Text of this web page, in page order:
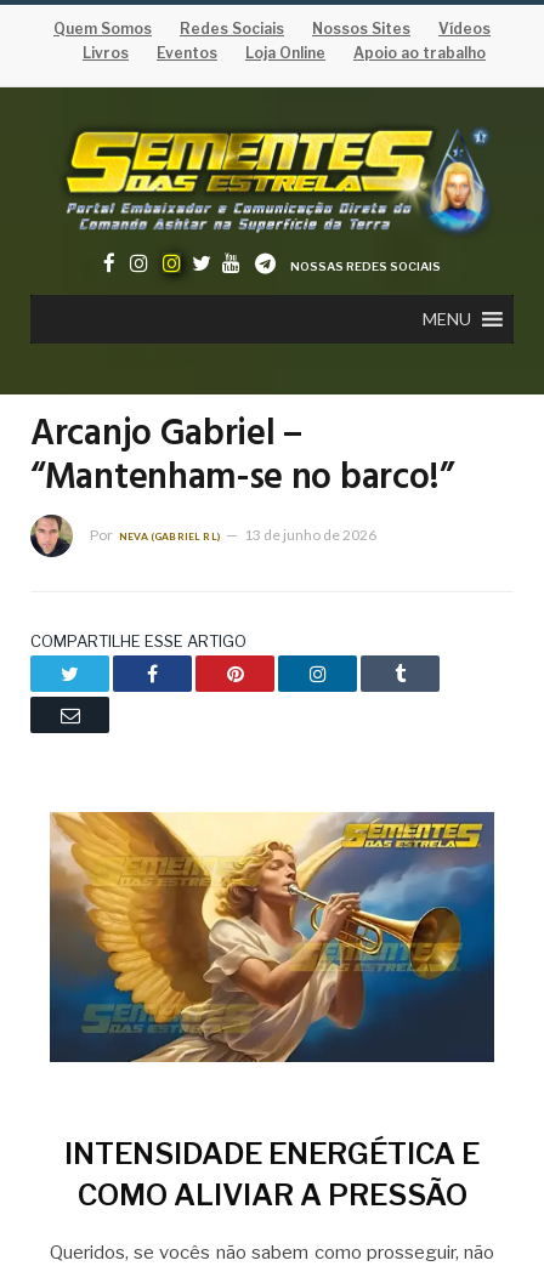
Quem Somos Redes Sociais Nossos Sites
Vídeos
Livros
Eventos Loja Online Apoio ao trabalho
NOSSAS REDES SOCIAIS
MENU
Arcanjo Gabriel –
“Mantenham-se no barco!”
Por NEVA (GABRIEL RL) 13 de junho de 2026
COMPARTILHE ESSE ARTIGO
Facebook Pinterest LinkedIn Tumblr
Email
INTENSIDADE ENERGÉTICA E
COMO ALIVIAR A PRESSÃO
Queridos, se vocês não sabem como prosseguir, não